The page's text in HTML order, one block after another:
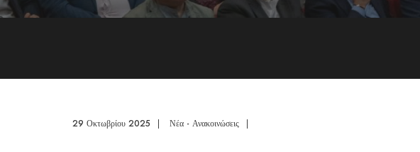
29 Οκτωβρίου 2025 | Νέα - Ανακοινώσεις |